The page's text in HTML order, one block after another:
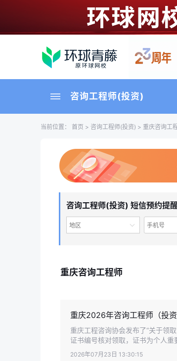
咨询工程师(投资)
当前位置： 首页 > 咨询工程师(投资) > 重庆咨询工
咨询工程师(投资) 短信预约提
地区
重庆咨询工程师
重庆2026年咨询工程师（投
重庆工程咨询协会发布了“关于领
证书编号核对领取，证书为个人
2026年07月23日 13:30:15